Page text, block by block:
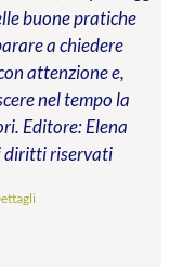
buone pratiche
a chiedere
attenzione e,
nel tempo la
Editore: Elena
diritti riservati